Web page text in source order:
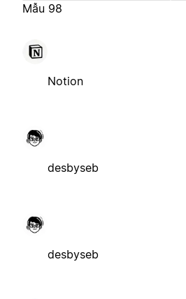
Mẫu 98
Notion
desbyseb
desbyseb